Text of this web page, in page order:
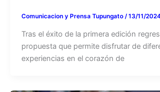
Comunicacion y Prensa Tupungato /13/11/
Tras el éxito de la primera edición
propuesta que permite disfrutar de
experiencias en el corazón de